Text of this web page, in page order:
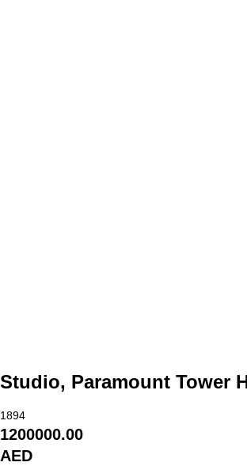
Studio, Paramount Tower
1894
1200000.00
AED